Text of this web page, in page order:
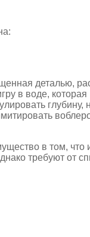
деталью,
в воде,
глубину,
в том, что
требуют от